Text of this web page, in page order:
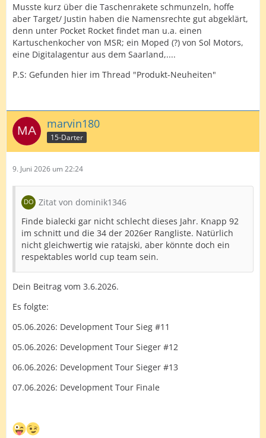
Musste kurz über die Taschenrakete schmunzeln, hoffe
aber Target/ Justin haben die Namensrechte gut abgeklärt,
denn unter Pocket Rocket findet man u.a. einen
Kartuschenkocher von MSR; ein Moped (?) von Sol Motors,
eine Digitalagentur aus dem Saarland,....
P.S: Gefunden hier im Thread "Produkt-Neuheiten"
marvin180
15-Darter
9. Juni 2026 um 22:24
Zitat von dominik1346
Finde bialecki gar nicht schlecht dieses Jahr. Knapp 92
im schnitt und die 34 der 2026er Rangliste. Natürlich
nicht gleichwertig wie ratajski, aber könnte doch ein
respektables world cup team sein.
Dein Beitrag vom 3.6.2026.
Es folgte:
05.06.2026: Development Tour Sieg #11
05.06.2026: Development Tour Sieger #12
06.06.2026: Development Tour Sieger #13
07.06.2026: Development Tour Finale